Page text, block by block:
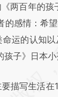
增加这
存在偏差
百年的孩
的感情：希
运的认知
孩子》日本
写生活在